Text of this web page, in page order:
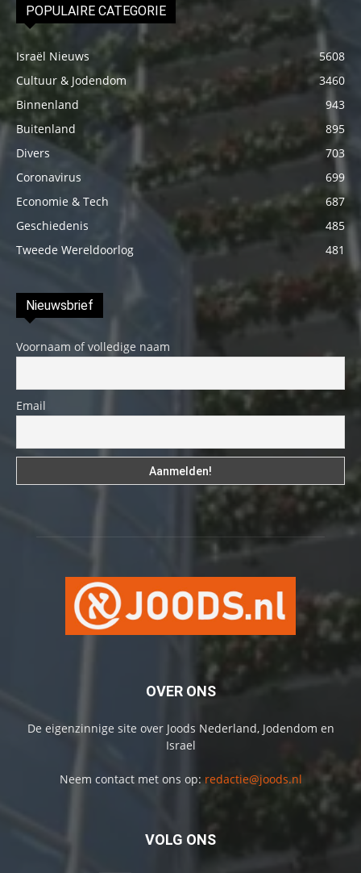
POPULAIRE CATEGORIE
Israël Nieuws
5608
Cultuur & Jodendom
3460
Binnenland
943
Buitenland
895
Divers
703
Coronavirus
699
Economie & Tech
687
Geschiedenis
485
Tweede Wereldoorlog
481
Nieuwsbrief
Voornaam of volledige naam
Email
OVER ONS
De eigenzinnige site over Joods Nederland, Jodendom en
Israel
Neem contact met ons op: redactie@joods.nl
VOLG ONS